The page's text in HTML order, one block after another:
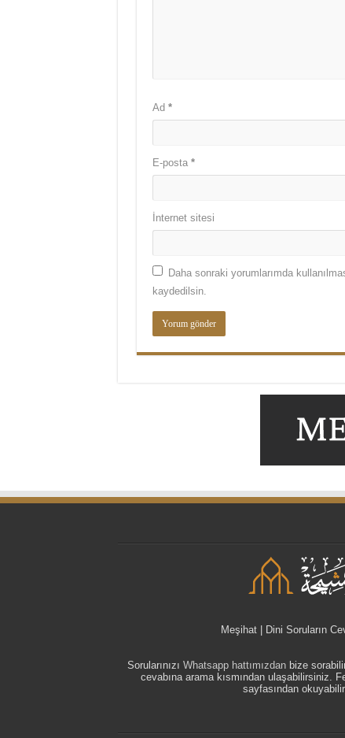
Ad *
E-posta *
İnternet sitesi
Daha sonraki yorumlarımda
kaydedilsin.
Meşihat | Dini Soruların
SorularınızıWhatsapp hattımızdan bize
cevabına arama kısmından ulaşabilirsiniz.
sayfasından